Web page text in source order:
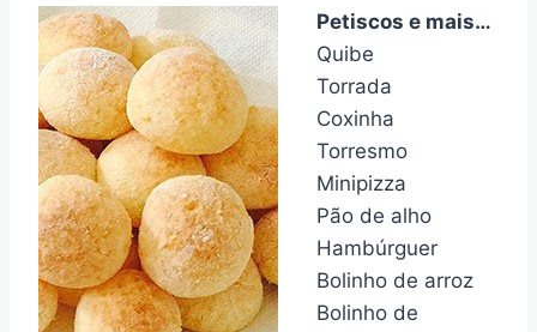
Petiscos e mais…
Quibe
Torrada
Coxinha
Torresmo
Minipizza
Pão de alho
Hambúrguer
Bolinho de arroz
Bolinho de